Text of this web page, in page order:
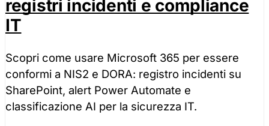
registri incidenti e compliance
IT
Scopri come usare Microsoft 365 per essere
conformi a NIS2 e DORA: registro incidenti su
SharePoint, alert Power Automate e
classificazione AI per la sicurezza IT.